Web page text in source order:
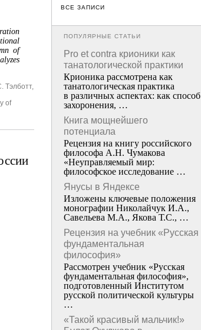
of
Тэлботт,
of
ВСЕ ЗАПИСИ
ПОПУЛЯРНЫЕ СТАТЬИ
Pro et contra крионики как
танатологической практики
Крионика рассмотрена как
танатологическая практика
в различных аспектах: как способ
захоронения, …
Книга мощнейшего
потенциала
Рецензия на книгу российского
философа А.Н. Чумакова
«Неуправляемый мир:
философское исследование …
Янусы в Яндексе
Изложены ключевые положения
монографии Николайчук И.А.,
Савельева М.А., Якова Т.С., …
Рецензия на учебник «Русская
фундаментальная
философия»
Рассмотрен учебник «Русская
фундаментальная философия»,
подготовленный Институтом
русской политической культуры
…
«Такой красивый мальчик!»